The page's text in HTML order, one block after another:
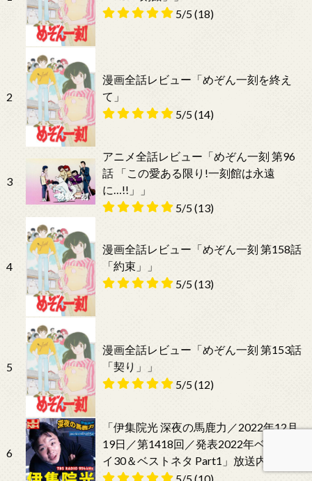
5/5(18)
2
漫画全話レビュー「めぞん一刻を終え
て」
5/5(14)
3
アニメ全話レビュー「めぞん一刻 第96
話 「この愛ある限り!一刻館は永遠
に…!!」」
5/5(13)
4
漫画全話レビュー「めぞん一刻 第158話
「約束」」
5/5(13)
5
漫画全話レビュー「めぞん一刻 第153話
「契り」」
5/5(12)
6
「伊集院光 深夜の馬鹿力／2022年12月
19日／第1418回／発表2022年ベストバ
イ30＆ベストネタ Part1」放送内容
5/5(10)